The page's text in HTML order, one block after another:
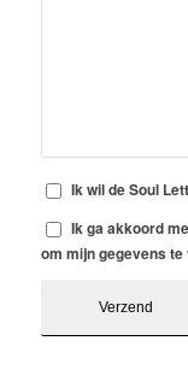
Ik wil de Soul
Ik ga akkoord
om mijn gegevens